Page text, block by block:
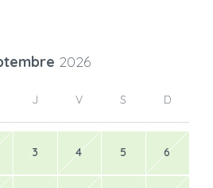
2026
J V S D
3 4 5 6